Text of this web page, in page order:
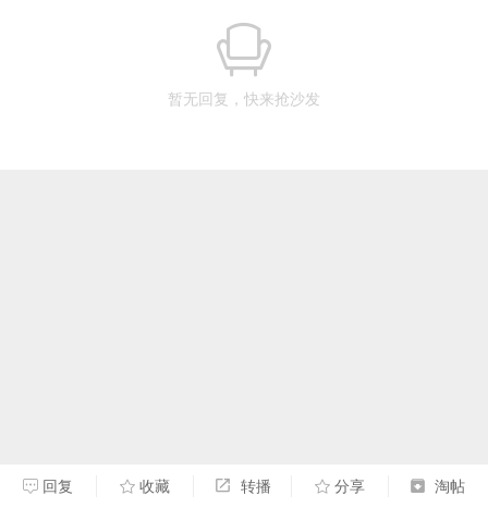
暂无回复，快来抢沙发
回复 收藏 转播 分享 淘帖